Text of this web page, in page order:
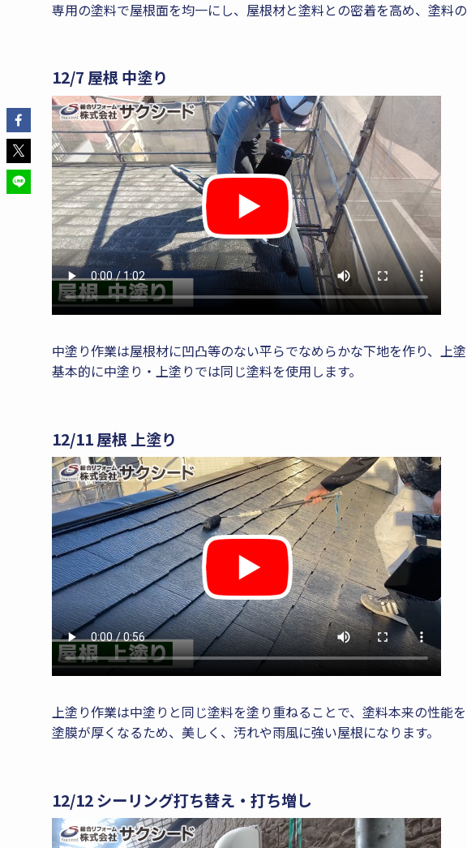
専用の塗料で屋根面を均一にし、屋根材と塗料との密着を高め、塗料の
12/7 屋根 中塗り
中塗り作業は屋根材に凹凸等のない平らでなめらかな下地を作り、上
基本的に中塗り・上塗りでは同じ塗料を使用します。
12/11 屋根 上塗り
上塗り作業は中塗りと同じ塗料を塗り重ねることで、塗料本来の性能を
塗膜が厚くなるため、美しく、汚れや雨風に強い屋根になります。
12/12 シーリング打ち替え・打ち増し